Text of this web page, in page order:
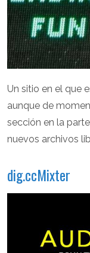
Un sitio en el que
aunque de
sección en la
nuevos archivos
dig.ccMixter